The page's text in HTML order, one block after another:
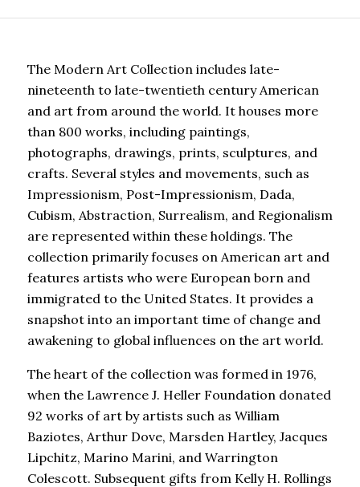
The Modern Art Collection includes late-
nineteenth to late-twentieth century American
and art from around the world. It houses more
than 800 works, including paintings,
photographs, drawings, prints, sculptures, and
crafts. Several styles and movements, such as
Impressionism, Post-Impressionism, Dada,
Cubism, Abstraction, Surrealism, and Regionalism
are represented within these holdings. The
collection primarily focuses on American art and
features artists who were European born and
immigrated to the United States. It provides a
snapshot into an important time of change and
awakening to global influences on the art world.
The heart of the collection was formed in 1976,
when the Lawrence J. Heller Foundation donated
92 works of art by artists such as William
Baziotes, Arthur Dove, Marsden Hartley, Jacques
Lipchitz, Marino Marini, and Warrington
Colescott. Subsequent gifts from Kelly H. Rollings